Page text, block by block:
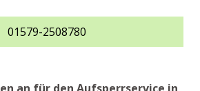
01579-2508780